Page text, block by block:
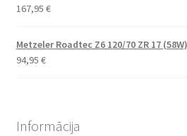
167,95 €
Metzeler Roadtec Z6 120/70 ZR 17
94,95 €
Informācija